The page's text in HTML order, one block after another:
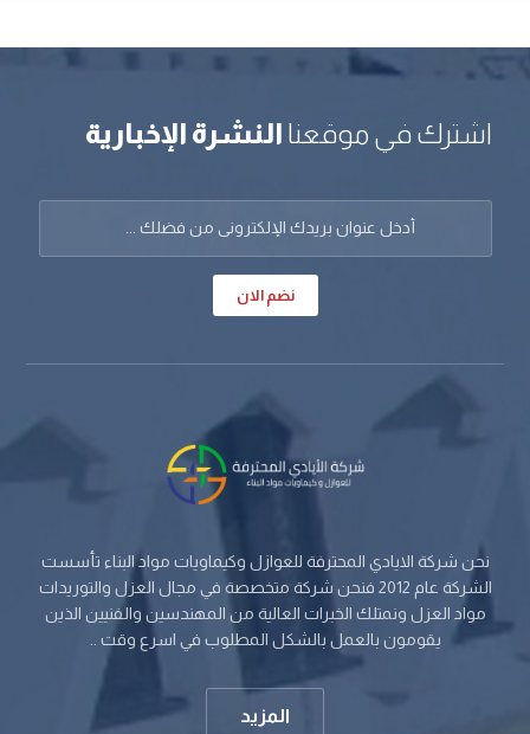
اشترك في موقعنا النشرة الإخبارية
نضم الان
نحن شركة الايادي المحترفة للعوازل وكيماويات مواد البناء تأسست
الشركة عام 2012 فنحن شركة متخصصة في مجال العزل والتوريدات
مواد العزل ونمتلك الخبرات العالية من المهندسين والفنيين الذين
يقومون بالعمل بالشكل المطلوب في اسرع وقت ..
المزيد